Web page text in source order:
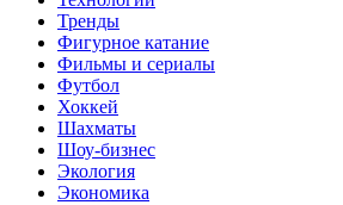
Тренды
Фигурное катание
Фильмы и сериалы
Футбол
Хоккей
Шахматы
Шоу-бизнес
Экология
Экономика